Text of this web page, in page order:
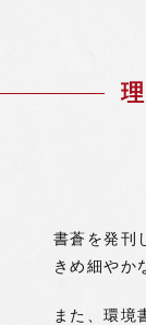
書蒼を発刊
きめ細やか
また、環境